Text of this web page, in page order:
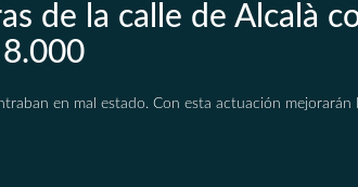
de la calle de Alcalà

en mal estado. Con esta actuación mejorarán